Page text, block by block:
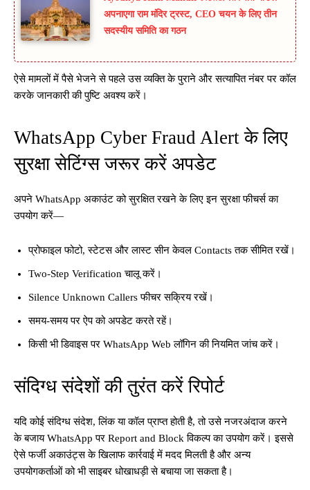
अपनाएगा राम मंदिर ट्रस्ट, CEO चयन के लिए तीन
सदस्यीय समिति का गठन
ऐसे मामलों में पैसे भेजने से पहले उस व्यक्ति के पुराने और सत्यापित नंबर पर कॉल
करके जानकारी की पुष्टि अवश्य करें।
WhatsApp Cyber Fraud Alert के लिए
सुरक्षा सेटिंग्स जरूर करें अपडेट
अपने WhatsApp अकाउंट को सुरक्षित रखने के लिए इन सुरक्षा फीचर्स का
उपयोग करें—
प्रोफाइल फोटो, स्टेटस और लास्ट सीन केवल Contacts तक सीमित रखें।
Two-Step Verification चालू करें।
Silence Unknown Callers फीचर सक्रिय रखें।
समय-समय पर ऐप को अपडेट करते रहें।
किसी भी डिवाइस पर WhatsApp Web लॉगिन की नियमित जांच करें।
संदिग्ध संदेशों की तुरंत करें रिपोर्ट
यदि कोई संदिग्ध संदेश, लिंक या कॉल प्राप्त होती है, तो उसे नजरअंदाज करने
के बजाय WhatsApp पर Report and Block विकल्प का उपयोग करें। इससे
ऐसे फर्जी अकाउंट्स के खिलाफ कार्रवाई में मदद मिलती है और अन्य
उपयोगकर्ताओं को भी साइबर धोखाधड़ी से बचाया जा सकता है।